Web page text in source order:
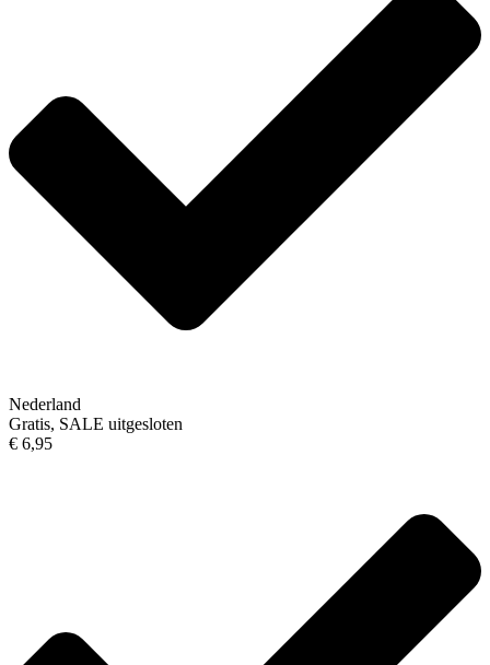
Nederland
Gratis, SALE uitgesloten
€ 6,95